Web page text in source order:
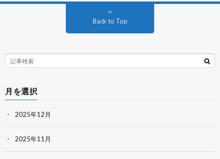
Back to Top
月を選択
2025年12月
2025年11月